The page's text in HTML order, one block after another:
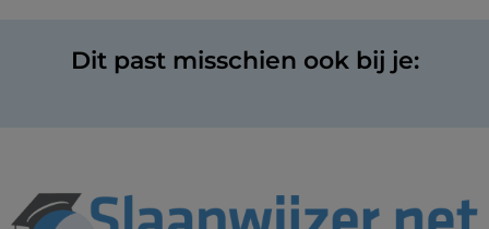
Dit past misschien ook bij je: